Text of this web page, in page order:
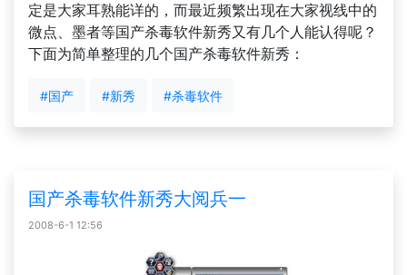
定是大家耳熟能详的，而最近频繁出现在大家视线中的
微点、墨者等国产杀毒软件新秀又有几个人能认得呢？
下面为简单整理的几个国产杀毒软件新秀：
#国产 #新秀 #杀毒软件
国产杀毒软件新秀大阅兵一
2008-6-1 12:56